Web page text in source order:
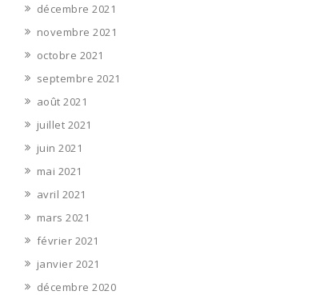
décembre 2021
novembre 2021
octobre 2021
septembre 2021
août 2021
juillet 2021
juin 2021
mai 2021
avril 2021
mars 2021
février 2021
janvier 2021
décembre 2020